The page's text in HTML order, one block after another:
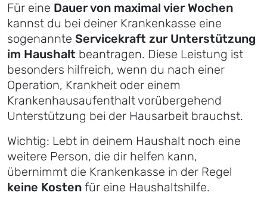
Für eine Dauer von maximal vier Wochen
kannst du bei deiner Krankenkasse eine
sogenannte Servicekraft zur Unterstützung
im Haushalt beantragen. Diese Leistung ist
besonders hilfreich, wenn du nach einer
Operation, Krankheit oder einem
Krankenhausaufenthalt vorübergehend
Unterstützung bei der Hausarbeit brauchst.
Wichtig: Lebt in deinem Haushalt noch eine
weitere Person, die dir helfen kann,
übernimmt die Krankenkasse in der Regel
keine Kosten für eine Haushaltshilfe.